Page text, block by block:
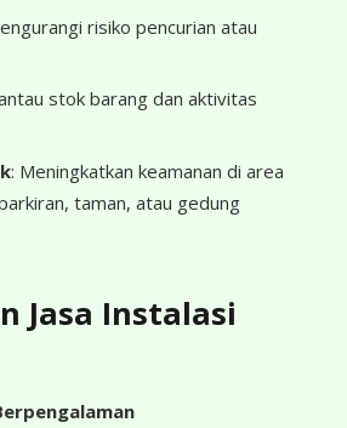
risiko pencurian atau
stok barang dan aktivitas
: Meningkatkan keamanan di area
taman, atau gedung
Jasa Instalasi